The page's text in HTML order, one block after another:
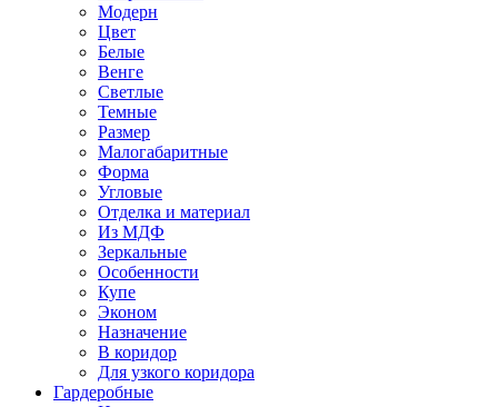
Модерн
Цвет
Белые
Венге
Светлые
Темные
Размер
Малогабаритные
Форма
Угловые
Отделка и материал
Из МДФ
Зеркальные
Особенности
Купе
Эконом
Назначение
В коридор
Для узкого коридора
Гардеробные